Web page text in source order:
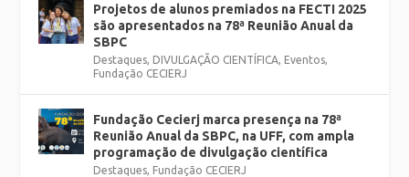
Projetos de alunos premiados na FECTI 2025
são apresentados na 78ª Reunião Anual da
SBPC
Destaques, DIVULGAÇÃO CIENTÍFICA, Eventos,
Fundação CECIERJ
Fundação Cecierj marca presença na 78ª
Reunião Anual da SBPC, na UFF, com ampla
programação de divulgação científica
Destaques, Fundação CECIERJ